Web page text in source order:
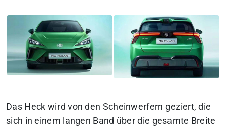
Das Heck wird von den Scheinwerfern geziert, die
sich in einem langen Band über die gesamte Breite